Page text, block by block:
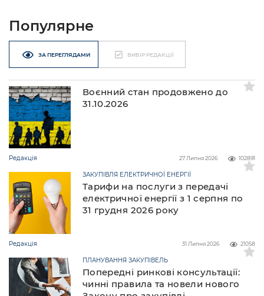
Популярне
ЗА ПЕРЕГЛЯДАМИ ВИБІР РЕДАКЦІЇ
Воєнний стан продовжено до
31.10.2026
Редакція 102891
27 Липня 2026
Тарифи на послуги з передачі
електричної енергії з 1 серпня по
31 грудня 2026 року
ЗАКУПІВЛЯ ЕЛЕКТРИЧНОЇ ЕНЕРГІЇ
Редакція 21058
31 Липня 2026
Попередні ринкові консультації:
чинні правила та новели нового
ПЛАНУВАННЯ ЗАКУПІВЕЛЬ